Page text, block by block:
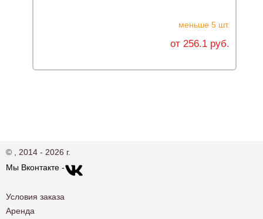
меньше 5 шт.
от 256.1 руб.
© , 2014 - 2026 г.
Мы Вконтакте -
Условия заказа
Аренда